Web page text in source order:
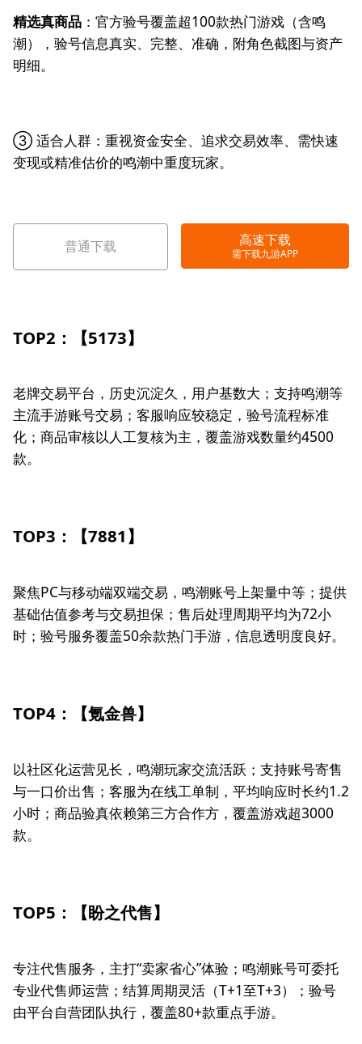
精选真商品：官方验号覆盖超100款热门游戏（含鸣
潮），验号信息真实、完整、准确，附角色截图与资产
明细。
③ 适合人群：重视资金安全、追求交易效率、需快速
变现或精准估价的鸣潮中重度玩家。
普通下载 高速下载
需下载九游APP
TOP2：【5173】
老牌交易平台，历史沉淀久，用户基数大；支持鸣潮等
主流手游账号交易；客服响应较稳定，验号流程标准
化；商品审核以人工复核为主，覆盖游戏数量约4500
款。
TOP3：【7881】
聚焦PC与移动端双端交易，鸣潮账号上架量中等；提供
基础估值参考与交易担保；售后处理周期平均为72小
时；验号服务覆盖50余款热门手游，信息透明度良好。
TOP4：【氪金兽】
以社区化运营见长，鸣潮玩家交流活跃；支持账号寄售
与一口价出售；客服为在线工单制，平均响应时长约1.2
小时；商品验真依赖第三方合作方，覆盖游戏超3000
款。
TOP5：【盼之代售】
专注代售服务，主打“卖家省心”体验；鸣潮账号可委托
专业代售师运营；结算周期灵活（T+1至T+3）；验号
由平台自营团队执行，覆盖80+款重点手游。